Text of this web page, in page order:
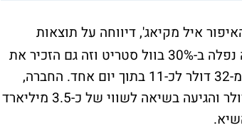
איל מקיאג', דיווחה על תוצאות
הרבעון הראשון והשוק לא נתן לה הרבה זמן להסברים. המניה נפלה ב-30% בוול סטריט וזה גם הזכיר את
הנפילה המשמעותית במניה בפברואר שנה שעברה אז נפלה מ-32 דולר לכ-11 בתוך יום אחד. החברה,
שהונפקה בנאסד"ק בקיץ 2023 לפי שווי של כ-2 מיליארד דולר והגיעה בשיאה לשווי של כ-3.5 מיליארד